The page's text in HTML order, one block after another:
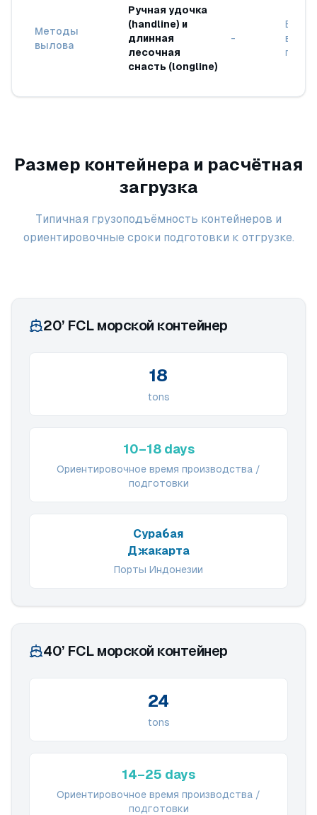
Методы
вылова
Ручная удочка
(handline) и
длинная
лесочная
снасть (longline)
-
Размер контейнера и расчётная
загрузка
Типичная грузоподъёмность контейнеров и
ориентировочные сроки подготовки к отгрузке.
20’ FCL морской контейнер
18
tons
10–18 days
Ориентировочное время производства /
подготовки
Сурабая
Джакарта
Порты Индонезии
40’ FCL морской контейнер
24
tons
14–25 days
Ориентировочное время производства /
подготовки